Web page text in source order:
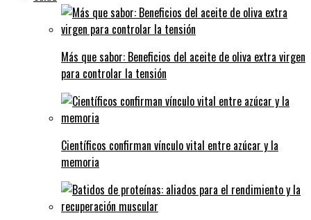
Más que sabor: Beneficios del aceite de oliva extra virgen
para controlar la tensión
Científicos confirman vínculo vital entre azúcar y la
memoria